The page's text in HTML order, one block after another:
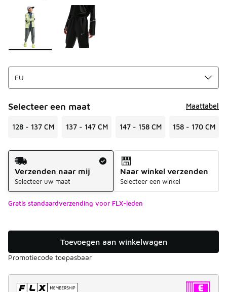
Pagina 1 van 1 met 1 tot 2 van 2 kleuren.
Kies een model
Selecteer een maat Maattabel
128 - 137 CM 137 - 147 CM 147 - 158 CM 158 - 170 CM
Verzendmethode
Verzenden naar mij
Selecteer uw maat
Naar winkel verzenden
Selecteer een winkel
Gratis standaardverzending voor FLX-leden
Toevoegen aan winkelwagen
Promotiecode toepasbaar